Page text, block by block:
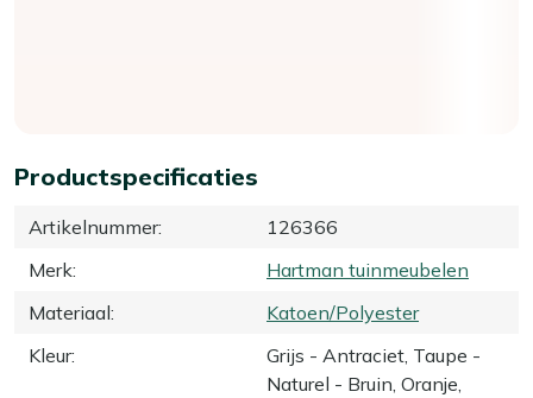
Productspecificaties
Artikelnummer:
126366
Merk:
Hartman tuinmeubelen
Materiaal:
Katoen/Polyester
Kleur:
Grijs - Antraciet, Taupe -
Naturel - Bruin, Oranje,